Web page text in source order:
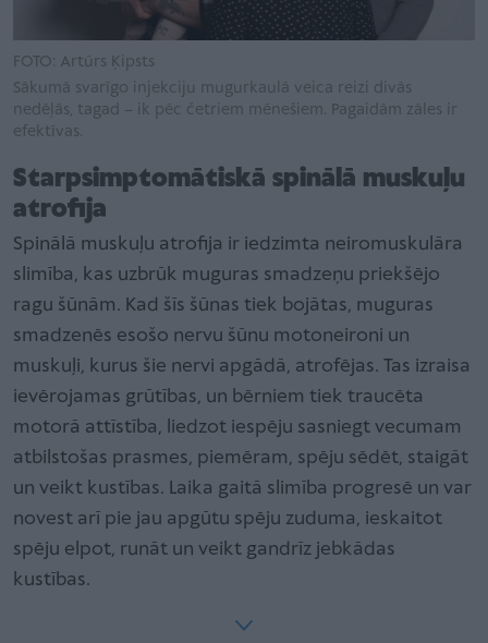
FOTO: Artūrs Ķipsts
Sākumā svarīgo injekciju mugurkaulā veica reizi divās
nedēļās, tagad – ik pēc četriem mēnešiem. Pagaidām zāles ir
efektīvas.
Starpsimptomātiskā spinālā muskuļu
atrofija
Spinālā muskuļu atrofija ir iedzimta neiromuskulāra
slimība, kas uzbrūk muguras smadzeņu priekšējo
ragu šūnām. Kad šīs šūnas tiek bojātas, muguras
smadzenēs esošo nervu šūnu motoneironi un
muskuļi, kurus šie nervi apgādā, atrofējas. Tas izraisa
ievērojamas grūtības, un bērniem tiek traucēta
motorā attīstība, liedzot iespēju sasniegt vecumam
atbilstošas prasmes, piemēram, spēju sēdēt, staigāt
un veikt kustības. Laika gaitā slimība progresē un var
novest arī pie jau apgūtu spēju zuduma, ieskaitot
spēju elpot, runāt un veikt gandrīz jebkādas
kustības.